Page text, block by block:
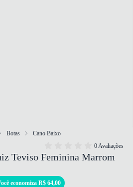
Botas
Cano Baixo
0 Avaliações
Teviso Feminina Marrom
economiza R$ 64,00